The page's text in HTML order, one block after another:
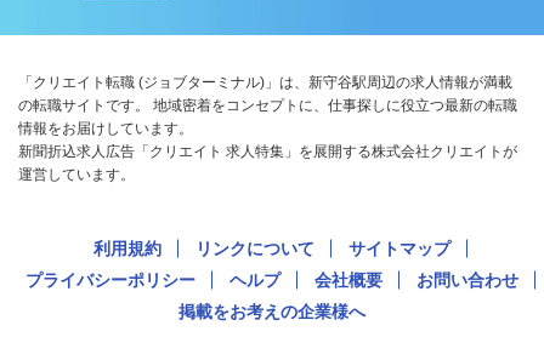
「クリエイト転職 (ジョブターミナル)」は、新守谷駅周辺の求人情報が満載
の転職サイトです。 地域密着をコンセプトに、仕事探しに役立つ最新の転職
情報をお届けしています。
新聞折込求人広告「クリエイト 求人特集」を展開する株式会社クリエイトが
運営しています。
利用規約 リンクについて
サイトマップ
プライバシーポリシー
ヘルプ 会社概要
お問い合わせ
掲載をお考えの企業様へ